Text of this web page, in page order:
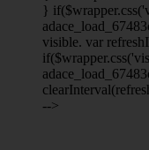
}
visible. var
-->